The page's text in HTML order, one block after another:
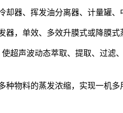
器、挥发油分离器、计量罐、
，单效、多效升膜式或降膜
超声波动态萃取、提取、过
物料的蒸发浓缩，实现一机